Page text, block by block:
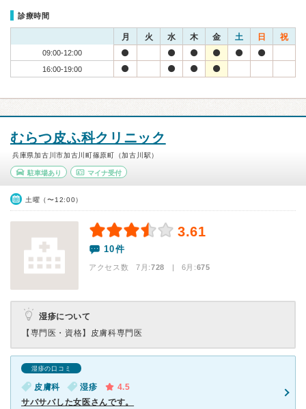
診療時間
月 火 水 木 金 土 日 祝
09:00-12:00
16:00-19:00
むらつ皮ふ科クリニック
兵庫県加古川市加古川町篠原町（加古川駅）
駐車場あり マイナ受付
土曜（〜12:00）
3.61
10件
アクセス数 7月:728 | 6月:675
湿疹について
【専門医・資格】 皮膚科専門医
湿疹の口コミ
皮膚科 湿疹
4.5
サバサバした女医さんです。